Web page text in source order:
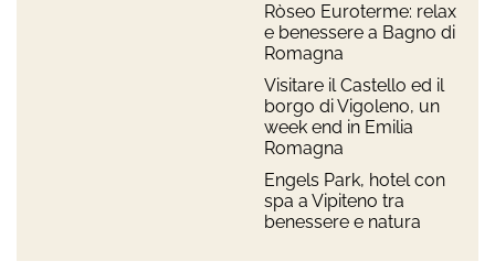
Ròseo Euroterme: relax
e benessere a Bagno di
Romagna
Visitare il Castello ed il
borgo di Vigoleno, un
week end in Emilia
Romagna
Engels Park, hotel con
spa a Vipiteno tra
benessere e natura